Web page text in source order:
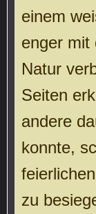
einem
enger mit
Natur
Seiten
andere
konnte,
zu